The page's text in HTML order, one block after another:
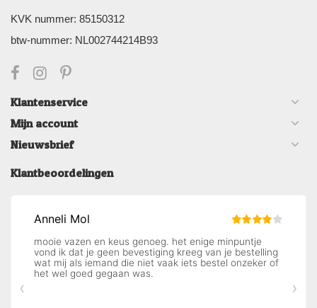
KVK nummer: 85150312
btw-nummer: NL002744214B93
Klantenservice
Mijn account
Nieuwsbrief
Klantbeoordelingen